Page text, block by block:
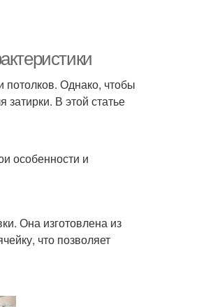
потолков. Однако, чтобы
В этой статье
особенности и
Она изготовлена из
что позволяет